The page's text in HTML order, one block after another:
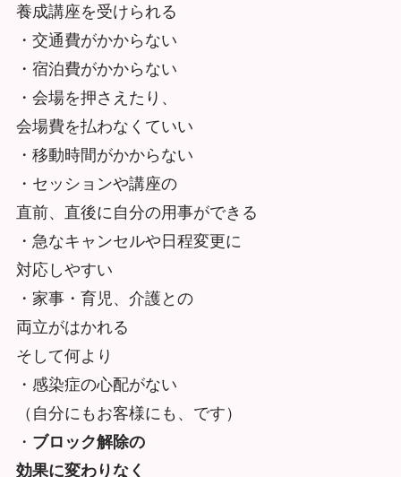
養成講座を受けられる
・交通費がかからない
・宿泊費がかからない
・会場を押さえたり、
会場費を払わなくていい
・移動時間がかからない
・セッションや講座の
直前、直後に自分の用事ができる
・急なキャンセルや日程変更に
対応しやすい
・家事・育児、介護との
両立がはかれる
そして何より
・感染症の心配がない
（自分にもお客様にも、です）
・ ブロック解除の
効果に変わりなく